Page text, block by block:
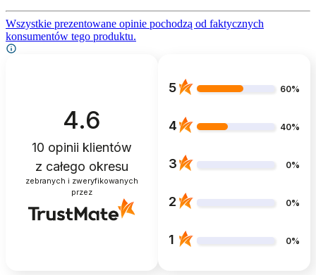
Wszystkie prezentowane opinie pochodzą od faktycznych
konsumentów tego produktu.
4.6
10 opinii klientów
z całego okresu
zebranych i zweryfikowanych
przez
5 60%
4 40%
3 0%
2 0%
1 0%